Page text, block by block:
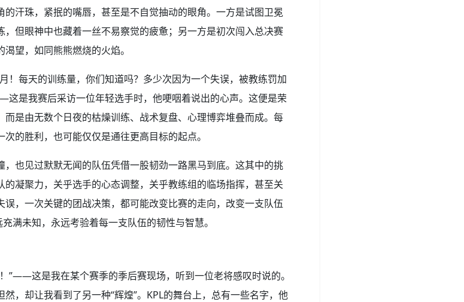
汗珠，紧抿的嘴唇，甚至是不自觉抽动的眼角。一方是试图卫冕
但眼神中也藏着一丝不易察觉的疲惫；另一方是初次闯入总决赛
望，如同熊熊燃烧的火焰。
！每天的训练量，你们知道吗？多少次因为一个失误，被教练罚加
是我赛后采访一位年轻选手时，他哽咽着说出的心声。这便是荣
是由无数个日夜的枯燥训练、战术复盘、心理博弈堆叠而成。每
的胜利，也可能仅仅是通往更高目标的起点。
也见过默默无闻的队伍凭借一股韧劲一路黑马到底。这其中的挑
凝聚力，关乎选手的心态调整，关乎教练组的临场指挥，甚至关
，一次关键的团战决策，都可能改变比赛的走向，改变一支队伍
满未知，永远考验着每一支队伍的韧性与智慧。
”——这是我在某个赛季的季后赛现场，听到一位老将感叹时说的。
，却让我看到了另一种“辉煌”。KPL的舞台上，总有一些名字，他